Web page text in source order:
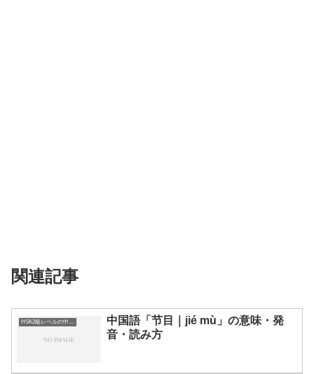
関連記事
中国語「节目｜jié mù」の意味・発
音・読み方